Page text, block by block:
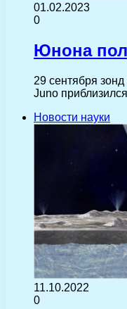
01.02.2023
0
Юнона
29 сентября
Juno
Новости науки
11.10.2022
0